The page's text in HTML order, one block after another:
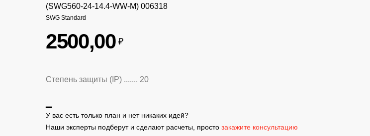
(SWG560-24-14.4-WW-M) 006318
SWG Standard
2500,00 ₽
Степень защиты (IP) ....... 20
У вас есть только план и нет никаких идей?
Наши эксперты подберут и сделают расчеты, просто закажите консультацию